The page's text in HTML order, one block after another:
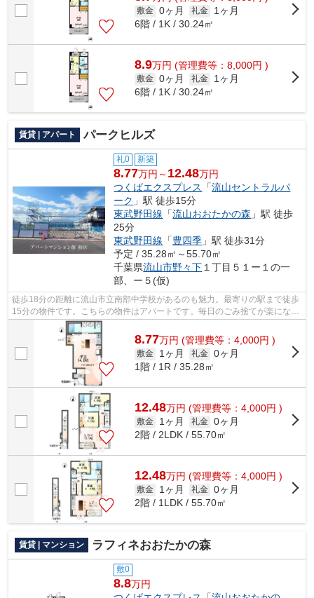
敷金 0ヶ月 礼金
1ヶ月
6階 / 1K / 30.24㎡
8.9万円 (管理費等：8,000円 )
敷金 0ヶ月 礼金
1ヶ月
6階 / 1K / 30.24㎡
賃貸 | アパート パークヒルズ
礼0 新築
8.77万円～ 12.48万円
つくばエクスプレス
「流山セントラルパ
ーク 」駅 徒歩15分
東武野田線 「流山おおたかの森 」駅 徒歩
25分
東武野田線 「豊四季 」駅 徒歩31分
予定 / 35.28㎡～55.70㎡
千葉県流山市野々下 １丁目５１ー１の一
部、ー５(仮)
徒歩18分の距離に流山市立南部中学校があるのも魅力。最寄りの駅まで徒歩
15分の物件です。こちらの物件はアパートです。毎日のごみ捨てが楽になる
敷地内ごみ置き場。アパートマンショ...
8.77万円 (管理費等：4,000円 )
敷金 1ヶ月 礼金 0ヶ月
1階 / 1R / 35.28㎡
12.48万円 (管理費等：4,000円 )
敷金 1ヶ月 礼金 0ヶ月
2階 / 2LDK / 55.70㎡
12.48万円 (管理費等：4,000円 )
敷金 1ヶ月 礼金 0ヶ月
2階 / 1LDK / 55.70㎡
賃貸 | マンション ラフィネおおたかの森
敷0
8.8万円